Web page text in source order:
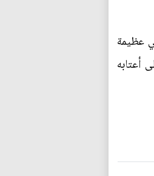
عظيمة
أعتابه